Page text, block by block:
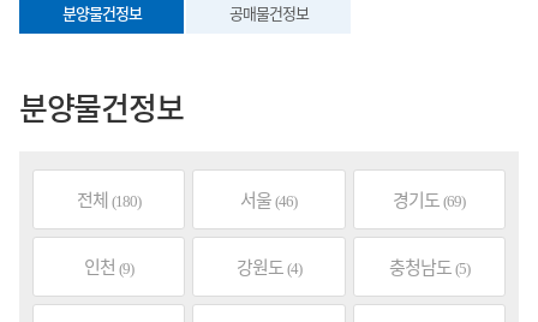
분양물건정보 공매물건정보
분양물건정보
전체 (180) 서울 (46) 경기도 (69)
인천 (9) 강원도 (4) 충청남도 (5)